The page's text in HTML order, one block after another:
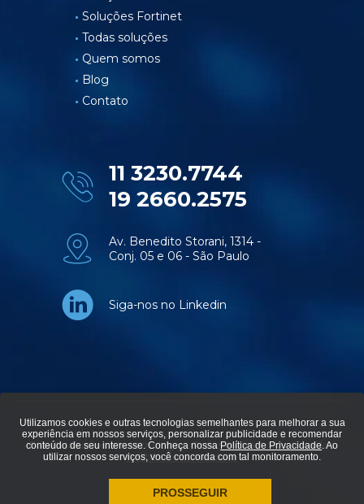
Soluções Fortinet
Todas soluções
Quem somos
Blog
Contato
11 3230.7744
19 2660.2575
Av. Benedito Storani, 1314 -
Conj. 05 e 06 - São Paulo
Siga-nos no Linkedin
© Aviti soluções em tecnologia - Todos os direitos reservados.
Política de privacidade
Utilizamos cookies e outras tecnologias semelhantes para melhorar a sua
experiência em nossos serviços, personalizar publicidade e recomendar
conteúdo de seu interesse. Conheça nossa Política de Privacidade. Ao
utilizar nossos serviços, você concorda com tal monitoramento.
PROSSEGUIR